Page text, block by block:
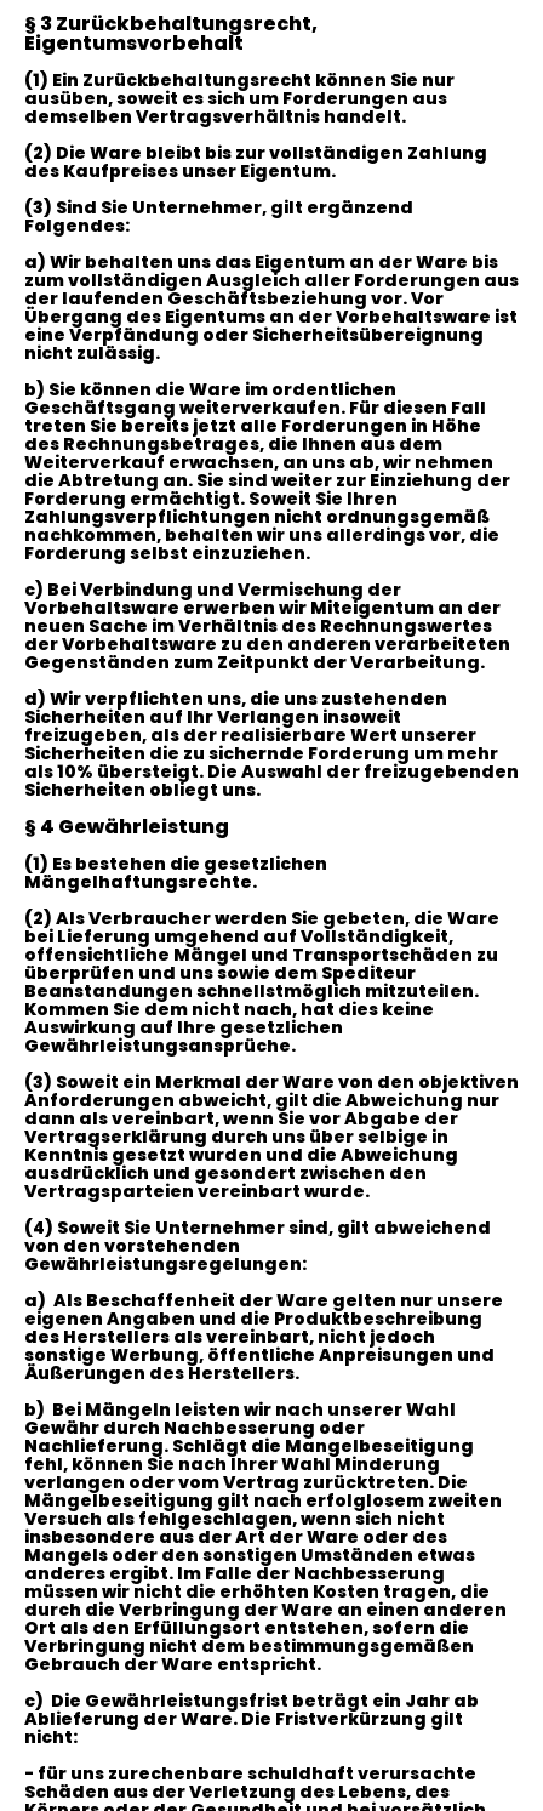
§ 3 Zurückbehaltungsrecht,
Eigentumsvorbehalt
(1) Ein Zurückbehaltungsrecht können Sie nur
ausüben, soweit es sich um Forderungen aus
demselben Vertragsverhältnis handelt.
(2) Die Ware bleibt bis zur vollständigen Zahlung
des Kaufpreises unser Eigentum.
(3) Sind Sie Unternehmer, gilt ergänzend
Folgendes:
a) Wir behalten uns das Eigentum an der Ware bis
zum vollständigen Ausgleich aller Forderungen aus
der laufenden Geschäftsbeziehung vor. Vor
Übergang des Eigentums an der Vorbehaltsware ist
eine Verpfändung oder Sicherheitsübereignung
nicht zulässig.
b) Sie können die Ware im ordentlichen
Geschäftsgang weiterverkaufen. Für diesen Fall
treten Sie bereits jetzt alle Forderungen in Höhe
des Rechnungsbetrages, die Ihnen aus dem
Weiterverkauf erwachsen, an uns ab, wir nehmen
die Abtretung an. Sie sind weiter zur Einziehung der
Forderung ermächtigt. Soweit Sie Ihren
Zahlungsverpflichtungen nicht ordnungsgemäß
nachkommen, behalten wir uns allerdings vor, die
Forderung selbst einzuziehen.
c) Bei Verbindung und Vermischung der
Vorbehaltsware erwerben wir Miteigentum an der
neuen Sache im Verhältnis des Rechnungswertes
der Vorbehaltsware zu den anderen verarbeiteten
Gegenständen zum Zeitpunkt der Verarbeitung.
d) Wir verpflichten uns, die uns zustehenden
Sicherheiten auf Ihr Verlangen insoweit
freizugeben, als der realisierbare Wert unserer
Sicherheiten die zu sichernde Forderung um mehr
als 10% übersteigt. Die Auswahl der freizugebenden
Sicherheiten obliegt uns.
§ 4 Gewährleistung
(1) Es bestehen die gesetzlichen
Mängelhaftungsrechte.
(2) Als Verbraucher werden Sie gebeten, die Ware
bei Lieferung umgehend auf Vollständigkeit,
offensichtliche Mängel und Transportschäden zu
überprüfen und uns sowie dem Spediteur
Beanstandungen schnellstmöglich mitzuteilen.
Kommen Sie dem nicht nach, hat dies keine
Auswirkung auf Ihre gesetzlichen
Gewährleistungsansprüche.
(3) Soweit ein Merkmal der Ware von den objektiven
Anforderungen abweicht, gilt die Abweichung nur
dann als vereinbart, wenn Sie vor Abgabe der
Vertragserklärung durch uns über selbige in
Kenntnis gesetzt wurden und die Abweichung
ausdrücklich und gesondert zwischen den
Vertragsparteien vereinbart wurde.
(4) Soweit Sie Unternehmer sind, gilt abweichend
von den vorstehenden
Gewährleistungsregelungen:
a) Als Beschaffenheit der Ware gelten nur unsere
eigenen Angaben und die Produktbeschreibung
des Herstellers als vereinbart, nicht jedoch
sonstige Werbung, öffentliche Anpreisungen und
Äußerungen des Herstellers.
b) Bei Mängeln leisten wir nach unserer Wahl
Gewähr durch Nachbesserung oder
Nachlieferung. Schlägt die Mangelbeseitigung
fehl, können Sie nach Ihrer Wahl Minderung
verlangen oder vom Vertrag zurücktreten. Die
Mängelbeseitigung gilt nach erfolglosem zweiten
Versuch als fehlgeschlagen, wenn sich nicht
insbesondere aus der Art der Ware oder des
Mangels oder den sonstigen Umständen etwas
anderes ergibt. Im Falle der Nachbesserung
müssen wir nicht die erhöhten Kosten tragen, die
durch die Verbringung der Ware an einen anderen
Ort als den Erfüllungsort entstehen, sofern die
Verbringung nicht dem bestimmungsgemäßen
Gebrauch der Ware entspricht.
c) Die Gewährleistungsfrist beträgt ein Jahr ab
Ablieferung der Ware. Die Fristverkürzung gilt
nicht:
- für uns zurechenbare schuldhaft verursachte
Schäden aus der Verletzung des Lebens, des